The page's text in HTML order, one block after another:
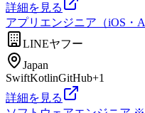
詳細を見る
アプリエンジニア（iOS・
LINEヤフー
Japan
SwiftKotlinGitHub+1
詳細を見る